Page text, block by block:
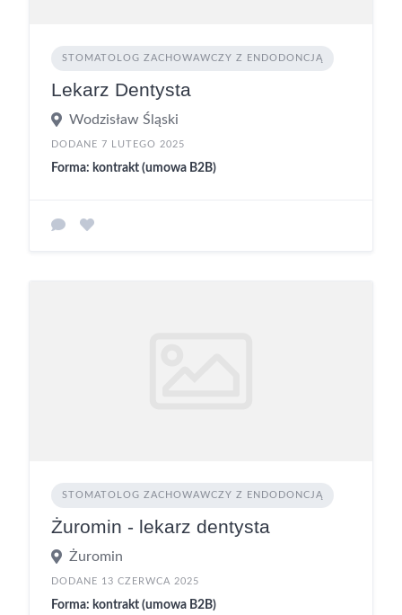
STOMATOLOG ZACHOWAWCZY Z ENDODONCJĄ
Lekarz Dentysta
Wodzisław Śląski
DODANE 7 LUTEGO 2025
Forma: kontrakt (umowa B2B)
STOMATOLOG ZACHOWAWCZY Z ENDODONCJĄ
Żuromin - lekarz dentysta
Żuromin
DODANE 13 CZERWCA 2025
Forma: kontrakt (umowa B2B)